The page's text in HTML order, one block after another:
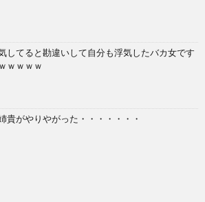
してると勘違いして自分も浮気したバカ女です
ｗｗｗｗ
貴がやりやがった・・・・・・・